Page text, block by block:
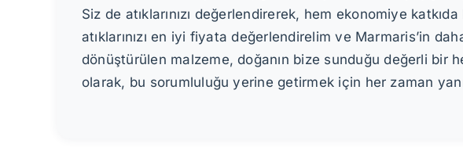
Siz de atıklarınızı değerlendirerek, hem ekonomiye
atıklarınızı en iyi fiyata değerlendirelim ve Marmaris’in
dönüştürülen malzeme, doğanın bize sunduğu değerli bir
olarak, bu sorumluluğu yerine getirmek için her zaman